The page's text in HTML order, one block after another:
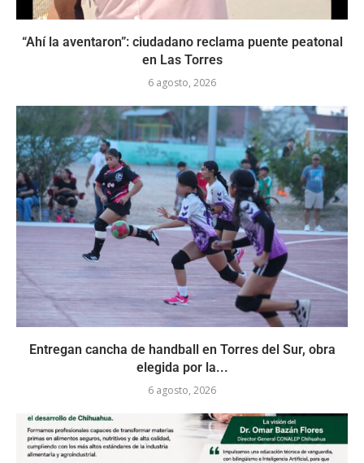
“Ahí la aventaron”: ciudadano reclama puente peatonal
en Las Torres
6 agosto, 2026
Entregan cancha de handball en Torres del Sur, obra
elegida por la...
6 agosto, 2026